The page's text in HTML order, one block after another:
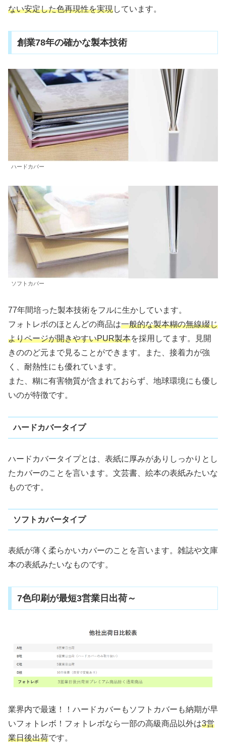
ない安定した色再現性を実現しています。
創業78年の確かな製本技術
ハードカバー
ソフトカバー
77年間培った製本技術をフルに生かしています。
フォトレボのほとんどの商品は一般的な製本糊の無線綴じ
よりページが開きやすいPUR製本を採用してます。見開
きののど元まで見ることができます。また、接着力が強
く、耐熱性にも優れています。
また、糊に有害物質が含まれておらず、地球環境にも優し
いのが特徴です。
ハードカバータイプ
ハードカバータイプとは、表紙に厚みがありしっかりとし
たカバーのことを言います。文芸書、絵本の表紙みたいな
ものです。
ソフトカバータイプ
表紙が薄く柔らかいカバーのことを言います。雑誌や文庫
本の表紙みたいなものです。
7色印刷が最短3営業日出荷～
業界内で最速！！ハードカバーもソフトカバーも納期が早
いフォトレボ！フォトレボなら一部の高級商品以外は3営
業日後出荷です。